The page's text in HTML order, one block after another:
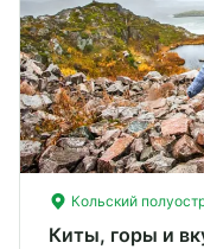
Кольский
Киты, горы и